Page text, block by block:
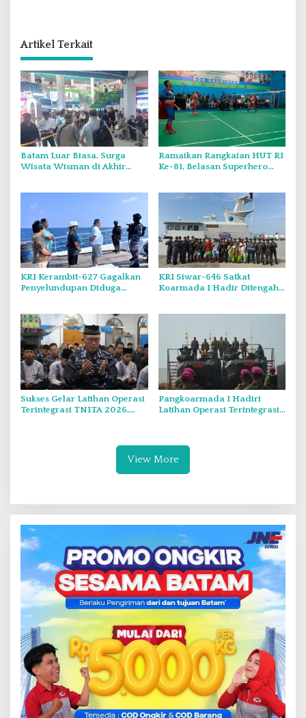
Artikel Terkait
Batam Luar Biasa, Surga
Wisata Wisman di Akhir
Ramaikan Rangkaian HUT RI
Ke-81, Belasan Superhero
KRI Kerambit-627 Gagalkan
Penyelundupan Diduga
KRI Siwar-646 Satkat
Koarmada I Hadir Ditengah
Sukses Gelar Latihan Operasi
Terintegrasi TNITA 2026,
Pangkoarmada I Hadiri
Latihan Operasi Terintegrasi
View More